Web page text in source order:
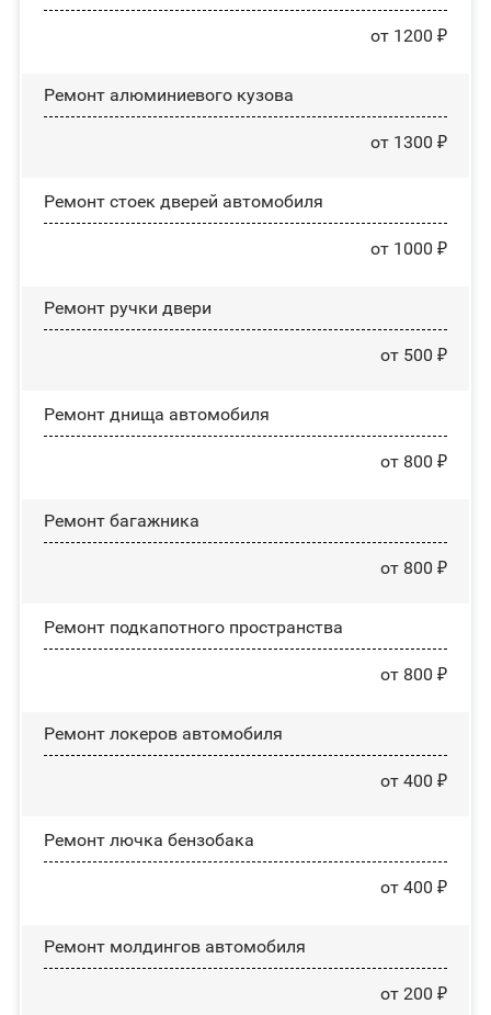
от 1200 ₽
Ремонт алюминиевого кузова
от 1300 ₽
Ремонт стоек дверей автомобиля
от 1000 ₽
Ремонт ручки двери
от 500 ₽
Ремонт днища автомобиля
от 800 ₽
Ремонт багажника
от 800 ₽
Ремонт подкапотного пространства
от 800 ₽
Ремонт лoĸepoв автомобиля
от 400 ₽
Ремонт лючка бензобака
от 400 ₽
Ремонт молдингов автомобиля
от 200 ₽